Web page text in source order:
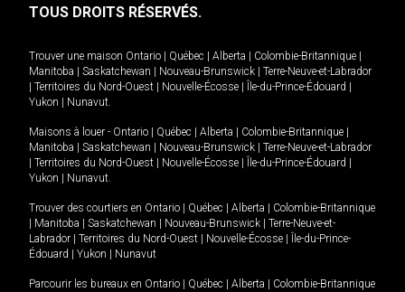
TOUS DROITS RÉSERVÉS.
Trouver une maison Ontario Québec Alberta Colombie-Britannique
Manitoba
Saskatchewan Nouveau-Brunswick
Terre-Neuve-et-Labrador
Territoires du Nord-Ouest Nouvelle-Écosse Île-du-Prince-Édouard
Yukon
Nunavut.
Maisons à louer - Ontario Québec Alberta Colombie-Britannique
Manitoba
Saskatchewan Nouveau-Brunswick
Terre-Neuve-et-Labrador
Territoires du Nord-Ouest Nouvelle-Écosse Île-du-Prince-Édouard
Yukon
Nunavut.
Trouver des courtiers en Ontario Québec Alberta
Colombie-Britannique
Manitoba Saskatchewan Nouveau-Brunswick
Terre-Neuve-et-
Labrador
Territoires du Nord-Ouest Nouvelle-Écosse
Île-du-Prince-
Édouard
Yukon Nunavut
Parcourir les bureaux en Ontario Québec Alberta
Colombie-Britannique